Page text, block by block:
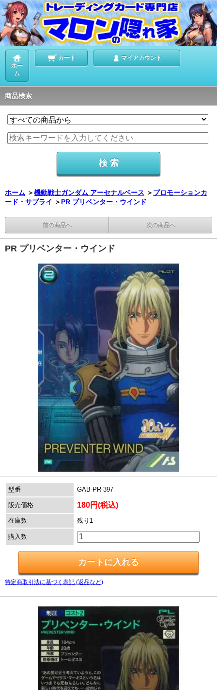
ホー
ム
カート マイアカウント
商品検索
ホーム ＞機動戦士ガンダム アーセナルベース ＞ プロモーションカ
ード・サプライ ＞ PR プリベンター・ウインド
前の商品へ 次の商品へ
PR プリベンター・ウインド
型番 GAB-PR-397
販売価格 180円(税込)
在庫数 残り1
購入数
特定商取引法に基づく表記 (返品など)